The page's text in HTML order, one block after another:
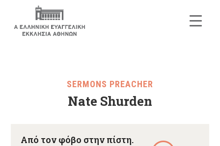
SERMONS PREACHER
Nate Shurden
Από τον φόβο στην πίστη.